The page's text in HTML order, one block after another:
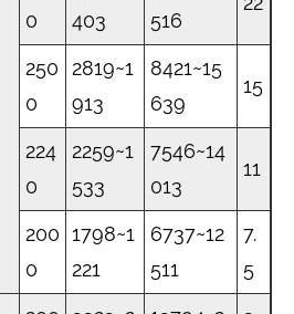
0
403
516
250
0
2819~1
913
8421~15
639
15
224
0
2259~1
533
7546~14
013
11
200
0
1798~1
221
6737~12
511
7.
5